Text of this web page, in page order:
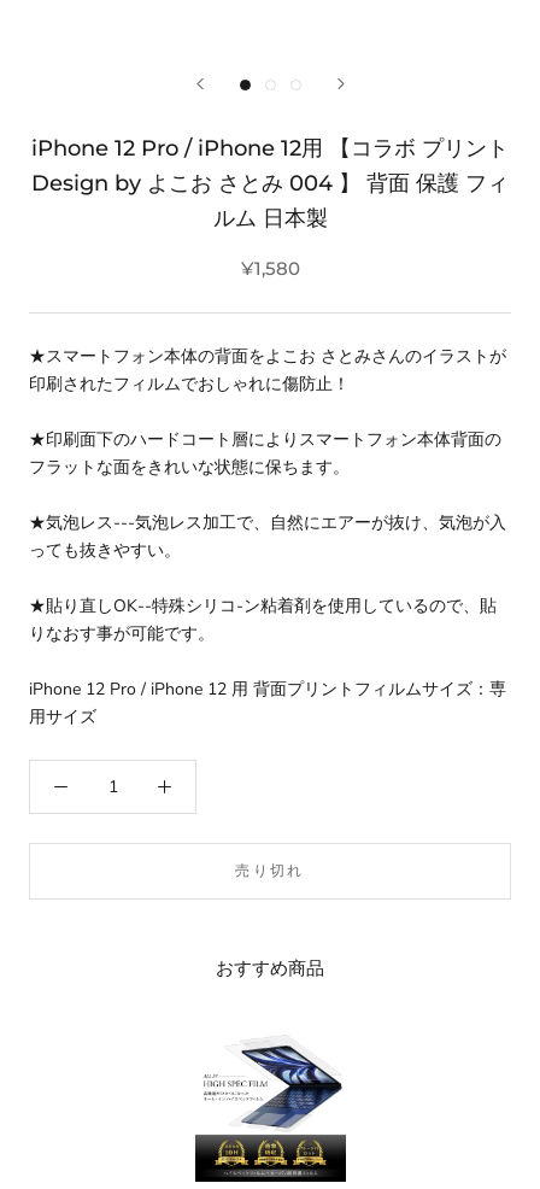
iPhone 12 Pro / iPhone 12用 【コラボ プリント
Design by よこお さとみ 004 】 背面 保護 フィ
ルム 日本製
¥1,580
★スマートフォン本体の背面をよこお さとみさんのイラストが
印刷されたフィルムでおしゃれに傷防止！
★印刷面下のハードコート層によりスマートフォン本体背面の
フラットな面をきれいな状態に保ちます。
★気泡レス---気泡レス加工で、自然にエアーが抜け、気泡が入
っても抜きやすい。
★貼り直しOK--特殊シリコ-ン粘着剤を使用しているので、貼
りなおす事が可能です。
iPhone 12 Pro / iPhone 12 用 背面プリントフィルムサイズ：専
用サイズ
売り切れ
おすすめ商品